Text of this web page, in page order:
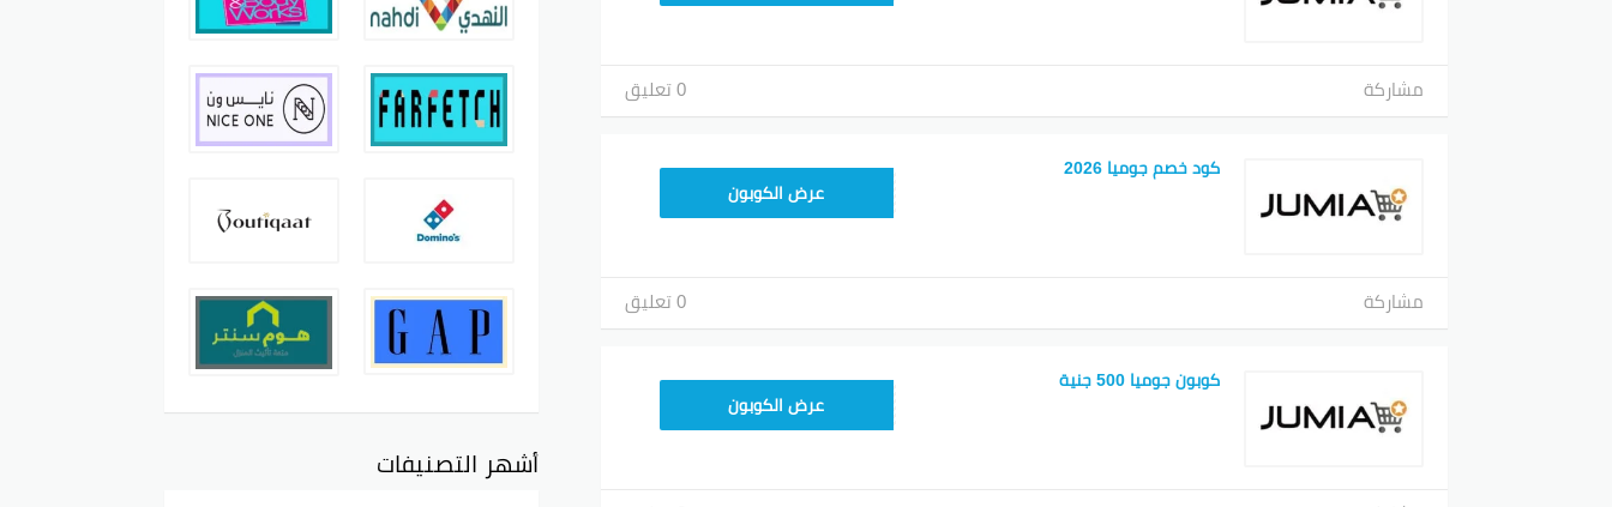
مشاركة 0 تعليق
كود خصم جوميا 2026
KNOV135عرض الكوبون
مشاركة 0 تعليق
كوبون جوميا 500 جنية
ASMINABF
عرض الكوبون
أشهر التصنيفات